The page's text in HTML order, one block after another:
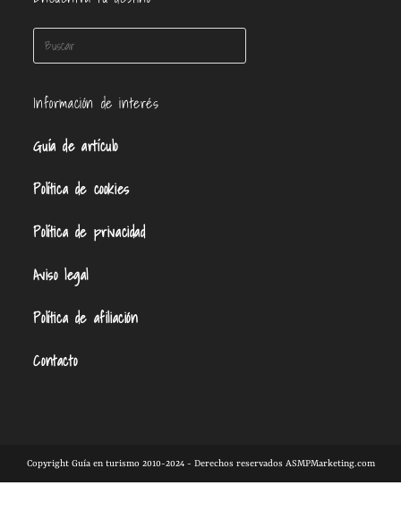
Información de interés
Guía de artículo
Política de cookies
Política de privacidad
Aviso legal
Política de afiliación
Contacto
Copyright Guía en turismo 2010-2024 - Derechos reservados ASMPMarketing.com